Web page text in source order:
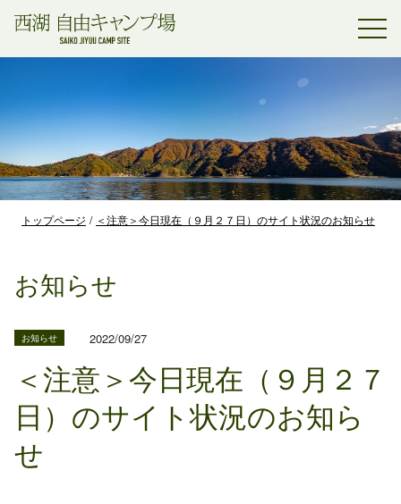
トップページ ＜注意＞今日現在（９月２７日）のサイト状況のお知らせ
お知らせ
お知らせ 2022/09/27
＜注意＞今日現在（９月２７
日）のサイト状況のお知ら
せ